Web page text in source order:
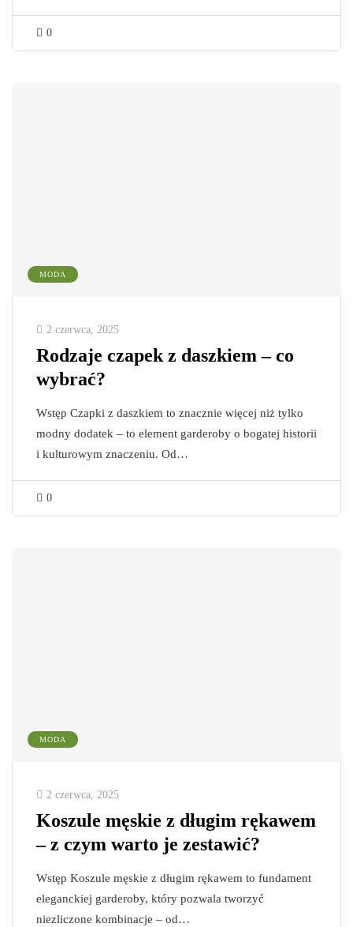
0
MODA
2 czerwca, 2025
Rodzaje czapek z daszkiem – co
wybrać?
Wstęp Czapki z daszkiem to znacznie więcej niż tylko
modny dodatek – to element garderoby o bogatej historii
i kulturowym znaczeniu. Od…
0
MODA
2 czerwca, 2025
Koszule męskie z długim rękawem
– z czym warto je zestawić?
Wstęp Koszule męskie z długim rękawem to fundament
eleganckiej garderoby, który pozwala tworzyć
niezliczone kombinacje – od…